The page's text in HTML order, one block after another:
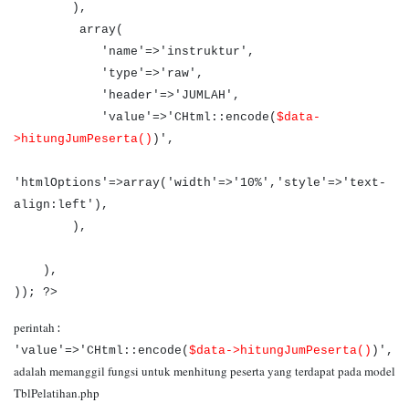
),
array(
'name'=>'instruktur',
'type'=>'raw',
'header'=>'JUMLAH',
'value'=>'CHtml::encode( $data-
>hitungJumPeserta() )',
'htmlOptions'=>array('width'=>'10%','style'=>'text-
align:left'),
),
),
)); ?>
perintah :
'value'=>'CHtml::encode( $data->hitungJumPeserta() )',
adalah memanggil fungsi untuk menhitung peserta yang terdapat pada model
TblPelatihan.php